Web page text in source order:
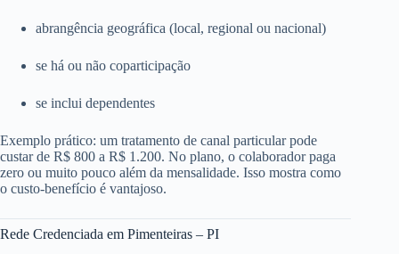
abrangência geográfica (local, regional ou nacional)
se há ou não coparticipação
se inclui dependentes
Exemplo prático: um tratamento de canal particular pode
custar de R$ 800 a R$ 1.200. No plano, o colaborador paga
zero ou muito pouco além da mensalidade. Isso mostra como
o custo-benefício é vantajoso.
Rede Credenciada em Pimenteiras – PI